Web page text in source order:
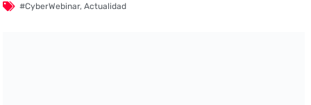
#CyberWebinar,Actualidad